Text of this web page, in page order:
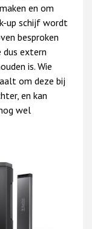
en om
up schijf wordt
besproken
dus extern
is. Wie
om deze bij
en kan
wel